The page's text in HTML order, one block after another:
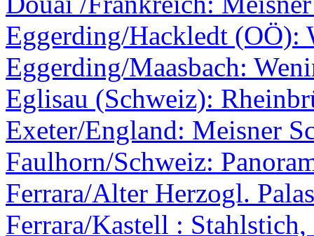
Eggerding/Hackledt (OÖ):
Eggerding/Maasbach:
Eglisau (Schweiz):
Exeter/England: Meisner
Faulhorn/Schweiz:
Ferrara/Alter Herzogl.
Ferrara/Kastell :